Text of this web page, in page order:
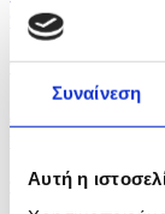
Συναίνεση
Αυτή η
τον...
πριν 38 λεπτά
Δύο
πριν 39 λεπτά